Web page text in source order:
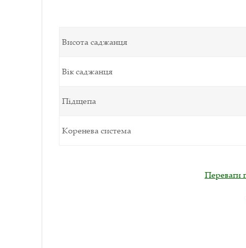
Висота саджанця
Вік саджанця
Підщепа
Коренева система
Переваги